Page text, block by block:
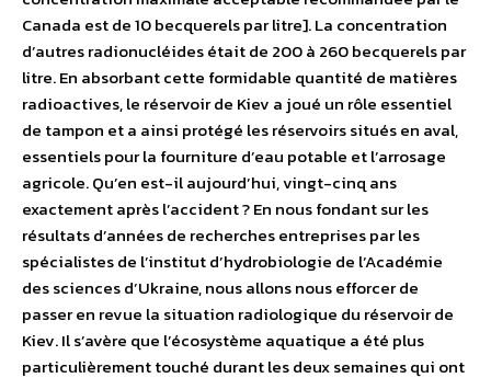
Canada est de 10 becquerels par litre]. La concentration
d’autres radionucléides était de 200 à 260 becquerels par
litre. En absorbant cette formidable quantité de matières
radioactives, le réservoir de Kiev a joué un rôle essentiel
de tampon et a ainsi protégé les réservoirs situés en aval,
essentiels pour la fourniture d’eau potable et l’arrosage
agricole. Qu’en est-il aujourd’hui, vingt-cinq ans
exactement après l’accident ? En nous fondant sur les
résultats d’années de recherches entreprises par les
spécialistes de l’institut d’hydrobiologie de l’Académie
des sciences d’Ukraine, nous allons nous efforcer de
passer en revue la situation radiologique du réservoir de
Kiev. Il s’avère que l’écosystème aquatique a été plus
particulièrement touché durant les deux semaines qui ont